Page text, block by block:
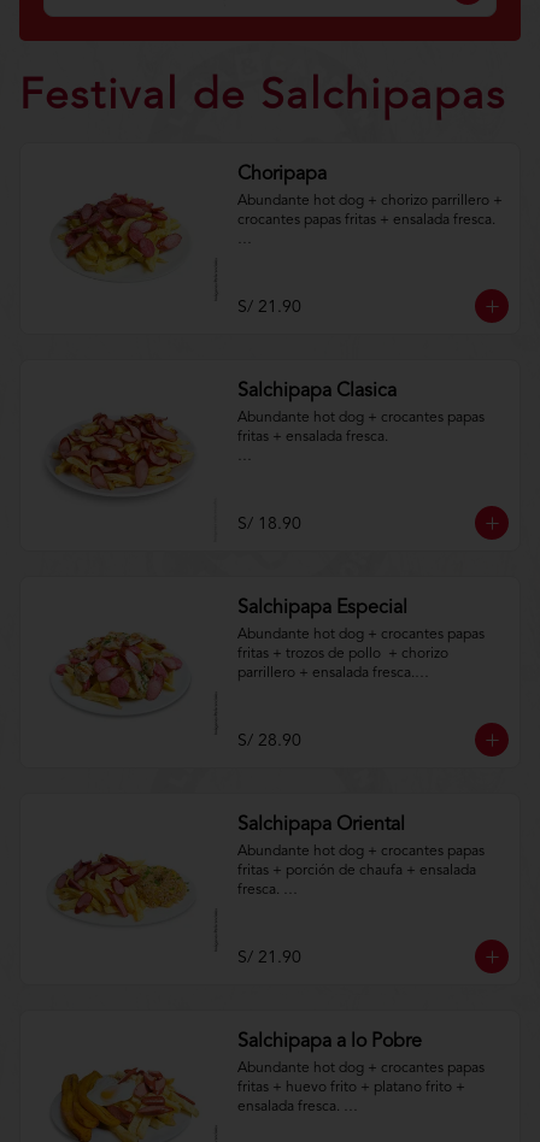
condiciones.https://www.lenaycarbo
Festival de Salchipapas
Choripapa
Abundante hot dog + chorizo parrillero +
crocantes papas fritas + ensalada fresca.
m/TYCGenerales
S/ 21.90
Salchipapa Clasica
Abundante hot dog + crocantes papas
fritas + ensalada fresca.
m/TYCGenerales
S/ 18.90
Salchipapa Especial
Abundante hot dog + crocantes papas
fritas + trozos de pollo  + chorizo
parrillero + ensalada fresca.
condiciones.https://www.lenaycarbon.co
m/TYCGenerales
S/ 28.90
Salchipapa Oriental
Abundante hot dog + crocantes papas
fritas + porción de chaufa + ensalada
fresca.
condiciones.https://www.lenaycarbon.co
m/TYCGenerales
S/ 21.90
Salchipapa a lo Pobre
Abundante hot dog + crocantes papas
fritas + huevo frito + platano frito +
ensalada fresca.